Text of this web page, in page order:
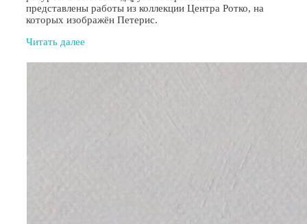
представлены работы из коллекции Центра Ротко, на
которых изображён Петерис.
Читать далее